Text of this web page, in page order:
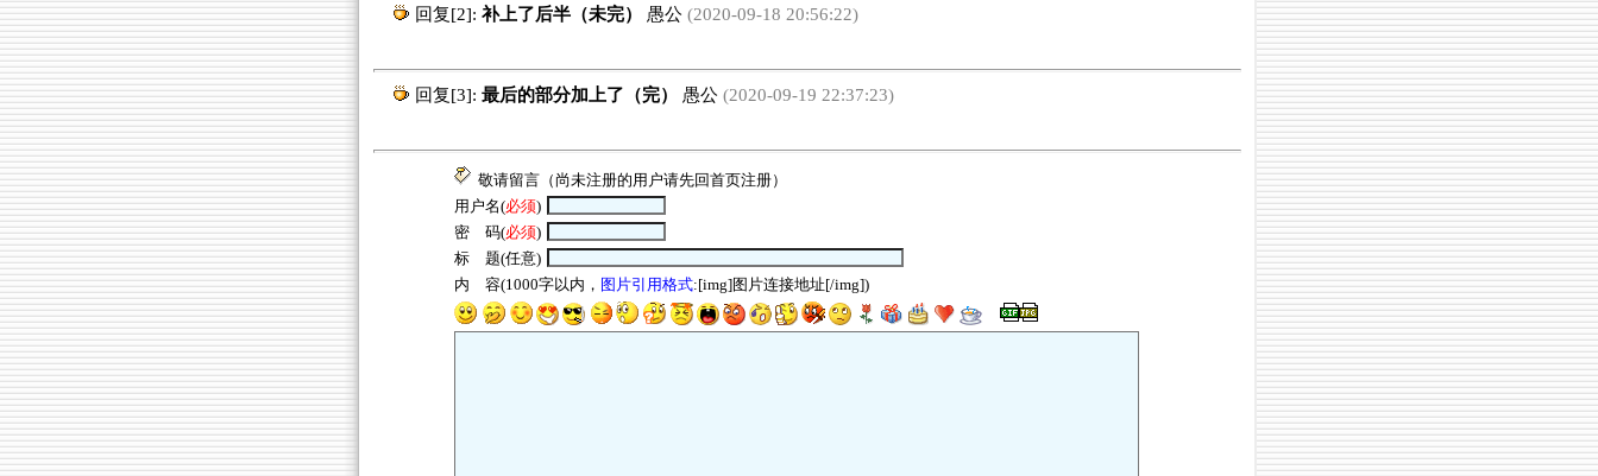
回复[2]: 补上了后半（未完） 愚公 (2020-09-18 20:56:22)
回复[3]: 最后的部分加上了（完） 愚公 (2020-09-19 22:37:23)
敬请留言（尚未注册的用户请先回首页注册）
用户名(必须)
密 码(必须)
标 题(任意)
内 容(1000字以内， 图片引用格式:[img]图片连接地址[/img])